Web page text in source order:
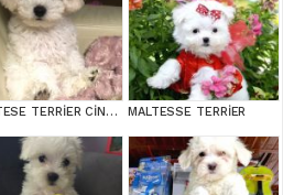
MALTESE TERRİER CİNSİ YAVRULAR MALTESSE TERRİER